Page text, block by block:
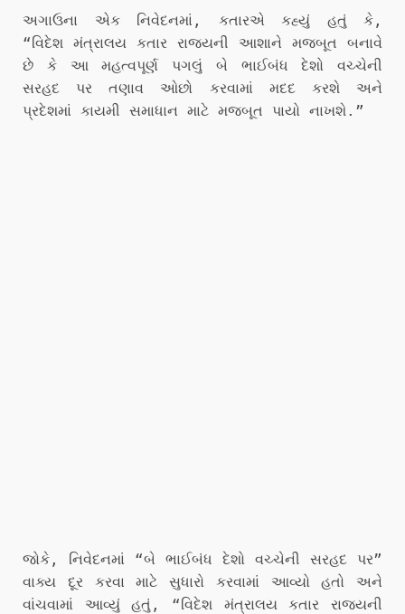
અગાઉના એક નિવેદનમાં, કતારએ કહ્યું હતું કે,
“વિદેશ મંત્રાલય કતાર રાજ્યની આશાને મજબૂત બનાવે
છે કે આ મહત્વપૂર્ણ પગલું બે ભાઈબંધ દેશો વચ્ચેની
સરહદ પર તણાવ ઓછો કરવામાં મદદ કરશે અને
પ્રદેશમાં કાયમી સમાધાન માટે મજબૂત પાયો નાખશે.”
જોકે, નિવેદનમાં “બે ભાઈબંધ દેશો વચ્ચેની સરહદ પર”
વાક્ય દૂર કરવા માટે સુધારો કરવામાં આવ્યો હતો અને
વાંચવામાં આવ્યું હતું, “વિદેશ મંત્રાલય કતાર રાજ્યની